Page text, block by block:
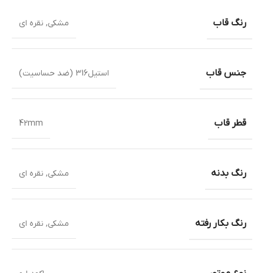
رنگ قاب مشکی, نقره ای
جنس قاب استیل316 (ضد حساسیت)
قطر قاب 42mm
رنگ بدنه مشکی, نقره ای
رنگ بکار رفته مشکی, نقره ای